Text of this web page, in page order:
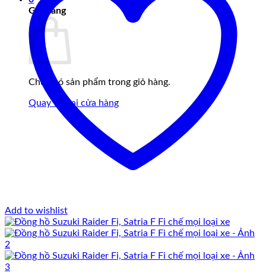
Giỏ hàng
Chưa có sản phẩm trong giỏ hàng.
Quay trở lại cửa hàng
Add to wishlist